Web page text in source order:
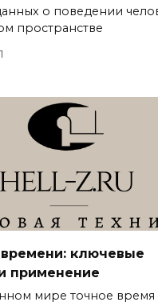
о поведении
пространстве
ключевые
применение
мире точное время